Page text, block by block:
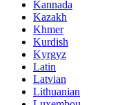
Kannada
Kazakh
Khmer
Kurdish
Kyrgyz
Latin
Latvian
Lithuanian